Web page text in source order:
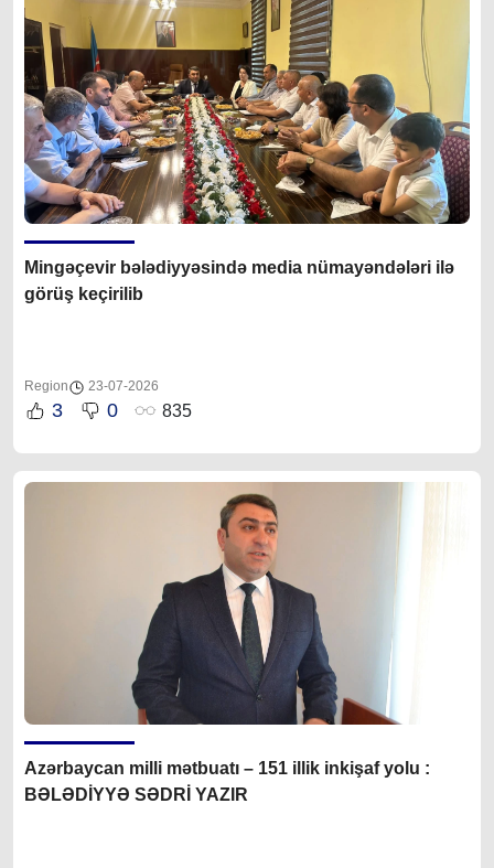
Mingəçevir bələdiyyəsində media nümayəndələri ilə
görüş keçirilib
Region 23-07-2026
3 0 835
Azərbaycan milli mətbuatı – 151 illik inkişaf yolu :
BƏLƏDİYYƏ SƏDRİ YAZIR